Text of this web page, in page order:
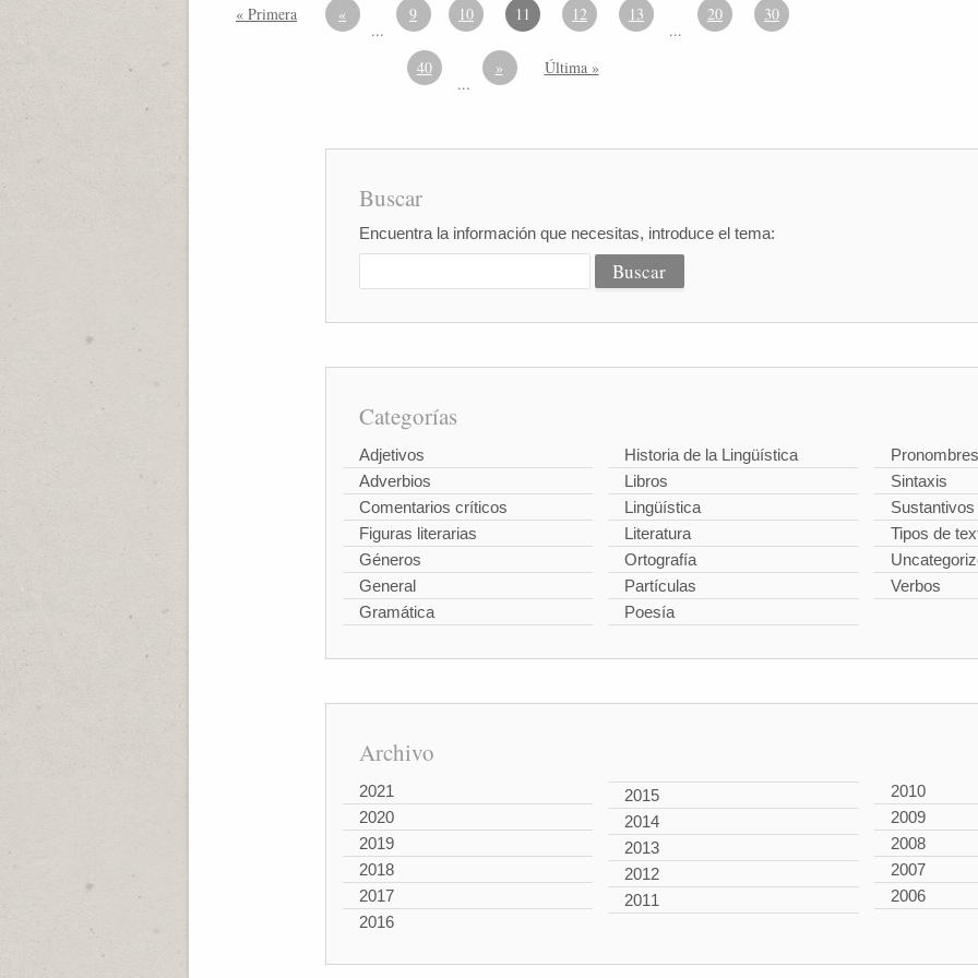
« Primera «
...
9 10 11 12 13
...
20 30
40
...
» Última »
Buscar
Encuentra la información que necesitas, introduce el tema:
Categorías
Adjetivos
Adverbios
Comentarios críticos
Figuras literarias
Géneros
General
Gramática
Historia de la Lingüística
Libros
Lingüística
Literatura
Ortografía
Partículas
Poesía
Pronombres
Sintaxis
Sustantivos
Tipos de
Verbos
Archivo
2021
2020
2019
2018
2017
2016
2015
2014
2013
2012
2011
2010
2009
2008
2007
2006